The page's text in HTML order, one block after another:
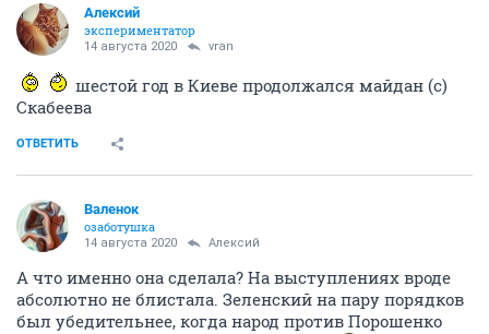
Алексий
экспериментатор
14 августа 2020 vran
шестой год в Киеве продолжался майдан (с)
Скабеева
ОТВЕТИТЬ
Валенок
озаботушка
14 августа 2020 Алексий
А что именно она сделала? На выступлениях вроде
абсолютно не блистала. Зеленский на пару порядков
был убедительнее, когда народ против Порошенко